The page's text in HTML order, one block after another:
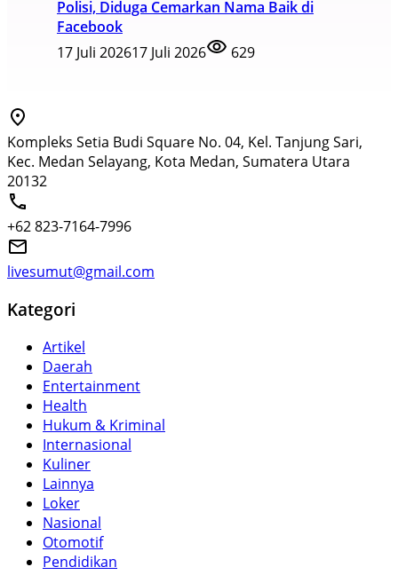
Polisi, Diduga Cemarkan Nama Baik di
Facebook
17 Juli 202617 Juli 2026 629
Kompleks Setia Budi Square No. 04, Kel. Tanjung Sari,
Kec. Medan Selayang, Kota Medan, Sumatera Utara
20132
+62 823-7164-7996
livesumut@gmail.com
Kategori
Artikel
Daerah
Entertainment
Health
Hukum & Kriminal
Internasional
Kuliner
Lainnya
Loker
Nasional
Otomotif
Pendidikan